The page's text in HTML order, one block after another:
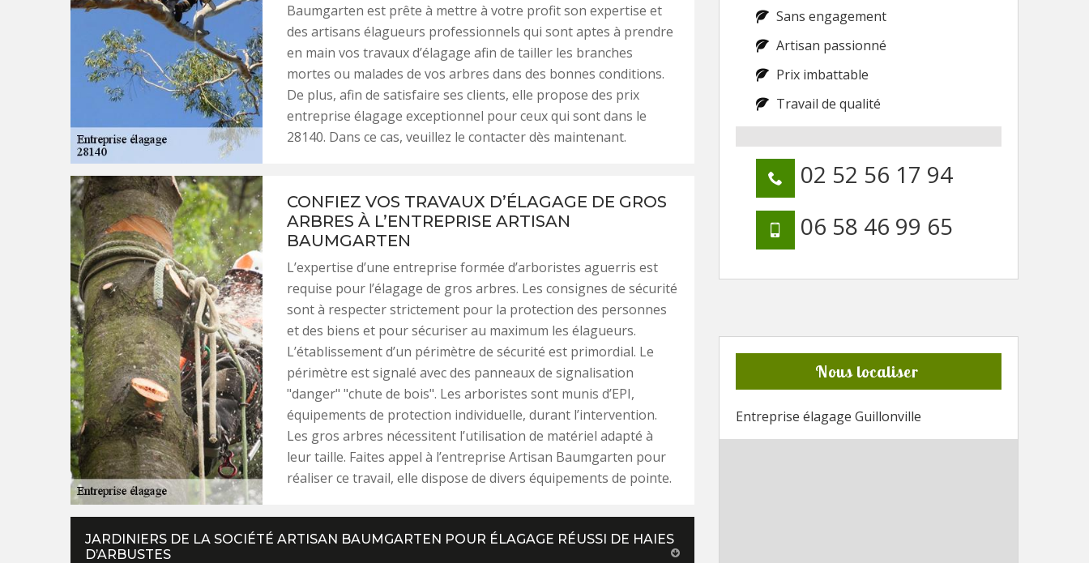
Baumgarten est prête à mettre à votre profit son expertise et
des artisans élagueurs professionnels qui sont aptes à prendre
en main vos travaux d’élagage afin de tailler les branches
mortes ou malades de vos arbres dans des bonnes conditions.
De plus, afin de satisfaire ses clients, elle propose des prix
entreprise élagage exceptionnel pour ceux qui sont dans le
28140. Dans ce cas, veuillez le contacter dès maintenant.
CONFIEZ VOS TRAVAUX D’ÉLAGAGE DE GROS
ARBRES À L’ENTREPRISE ARTISAN
BAUMGARTEN
L’expertise d’une entreprise formée d’arboristes aguerris est
requise pour l’élagage de gros arbres. Les consignes de sécurité
sont à respecter strictement pour la protection des personnes
et des biens et pour sécuriser au maximum les élagueurs.
L’établissement d’un périmètre de sécurité est primordial. Le
périmètre est signalé avec des panneaux de signalisation
"danger" "chute de bois". Les arboristes sont munis d’EPI,
équipements de protection individuelle, durant l’intervention.
Les gros arbres nécessitent l’utilisation de matériel adapté à
leur taille. Faites appel à l’entreprise Artisan Baumgarten pour
réaliser ce travail, elle dispose de divers équipements de pointe.
JARDINIERS DE LA SOCIÉTÉ ARTISAN BAUMGARTEN POUR ÉLAGAGE RÉUSSI DE HAIES
D’ARBUSTES
Sans engagement
Artisan passionné
Prix imbattable
Travail de qualité
02 52 56 17 94
06 58 46 99 65
Nous localiser
Entreprise élagage Guillonville